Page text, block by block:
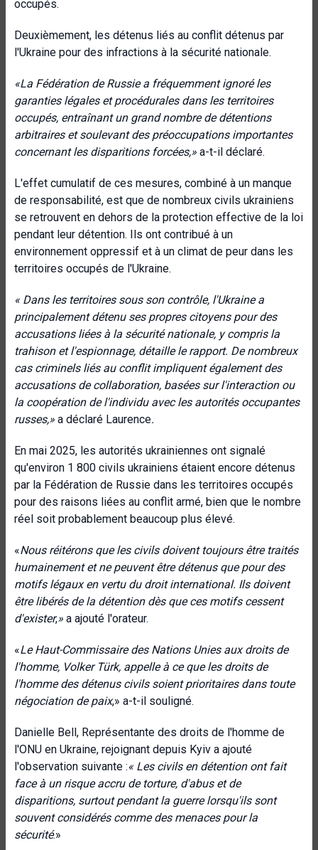
occupés.
Deuxièmement, les détenus liés au conflit détenus par
l'Ukraine pour des infractions à la sécurité nationale.
«La Fédération de Russie a fréquemment ignoré les
garanties légales et procédurales dans les territoires
occupés, entraînant un grand nombre de détentions
arbitraires et soulevant des préoccupations importantes
concernant les disparitions forcées,» a-t-il déclaré.
L'effet cumulatif de ces mesures, combiné à un manque
de responsabilité, est que de nombreux civils ukrainiens
se retrouvent en dehors de la protection effective de la loi
pendant leur détention. Ils ont contribué à un
environnement oppressif et à un climat de peur dans les
territoires occupés de l'Ukraine.
« Dans les territoires sous son contrôle, l'Ukraine a
principalement détenu ses propres citoyens pour des
accusations liées à la sécurité nationale, y compris la
trahison et l'espionnage, détaille le rapport. De nombreux
cas criminels liés au conflit impliquent également des
accusations de collaboration, basées sur l'interaction ou
la coopération de l'individu avec les autorités occupantes
russes,» a déclaré Laurence.
En mai 2025, les autorités ukrainiennes ont signalé
qu'environ 1 800 civils ukrainiens étaient encore détenus
par la Fédération de Russie dans les territoires occupés
pour des raisons liées au conflit armé, bien que le nombre
réel soit probablement beaucoup plus élevé.
«Nous réitérons que les civils doivent toujours être traités
humainement etne peuvent être détenus que pour des
motifs légaux en vertu du droit international. Ils doivent
être libérés de la détention dès que ces motifs cessent
d'exister,» a ajouté l'orateur.
«Le Haut-Commissaire des Nations Unies aux droits de
l'homme, Volker Türk, appelle à ce que les droits de
l'homme des détenus civils soient prioritaires dans toute
négociation de paix,» a-t-il souligné.
Danielle Bell, Représentante des droits de l'homme de
l'ONU en Ukraine, rejoignant depuis Kyiv a ajouté
l'observation suivante :« Les civils en détention ont fait
face à un risque accru de torture, d'abus et de
disparitions, surtout pendantla guerrelorsqu'ils sont
souvent considérés comme des menaces pour la
sécurité.»